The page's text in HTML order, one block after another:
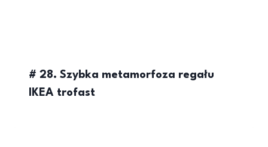
# 28. Szybka metamorfoza regału
IKEA trofast